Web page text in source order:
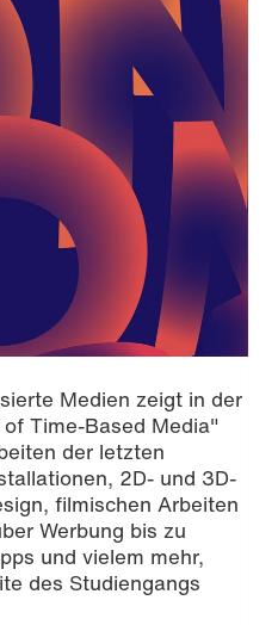
Medien zeigt in der
Time-Based Media"
der letzten
2D- und 3D-
filmischen Arbeiten
Werbung bis zu
und vielem mehr,
des Studiengangs